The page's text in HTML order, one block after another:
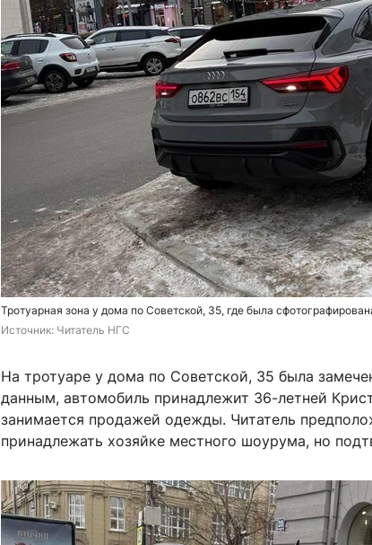
Тротуарная зона у дома по Советской, 35, где была
Источник: Читатель НГС
На тротуаре у дома по Советской, 35 была
данным, автомобиль принадлежит 36-летней
занимается продажей одежды. Читатель
принадлежать хозяйке местного шоурума, но